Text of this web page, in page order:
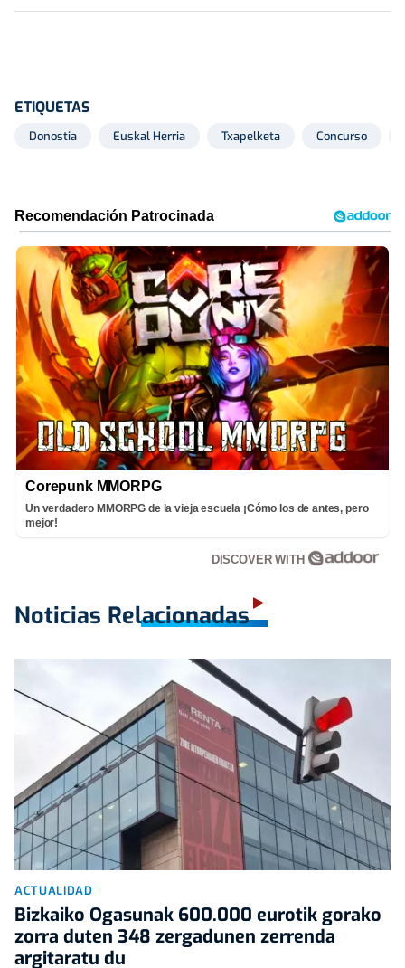
ETIQUETAS
Donostia Euskal Herria Txapelketa Concurso
Corepunk MMORPG
Un verdadero MMORPG de la vieja escuela ¡Cómo los de antes, pero
mejor!
DISCOVER WITH
Noticias Relacionadas
ACTUALIDAD
Bizkaiko Ogasunak 600.000 eurotik gorako
zorra duten 348 zergadunen zerrenda
argitaratu du